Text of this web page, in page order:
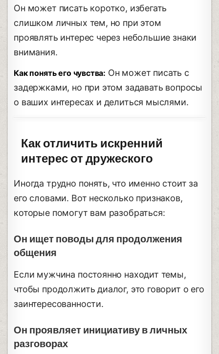
Он может писать коротко, избегать
слишком личных тем, но при этом
проявлять интерес через небольшие знаки
внимания.
Как понять его чувства: Он может писать с
задержками, но при этом задавать вопросы
о ваших интересах и делиться мыслями.
Как отличить искренний
интерес от дружеского
Иногда трудно понять, что именно стоит за
его словами. Вот несколько признаков,
которые помогут вам разобраться:
Он ищет поводы для продолжения
общения
Если мужчина постоянно находит темы,
чтобы продолжить диалог, это говорит о его
заинтересованности.
Он проявляет инициативу в личных
разговорах